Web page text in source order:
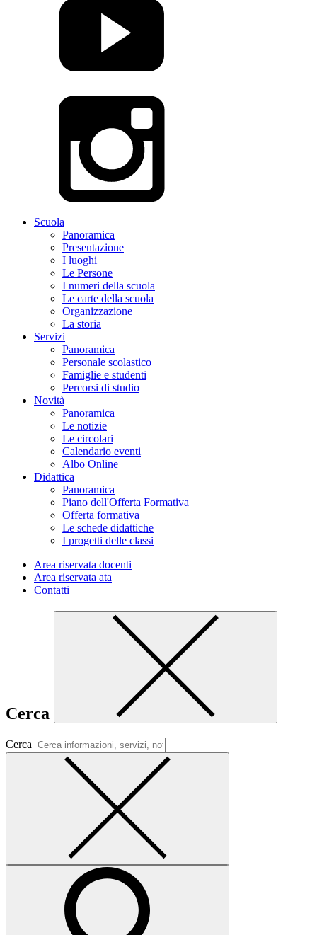
Scuola
Panoramica
Presentazione
I luoghi
Le Persone
I numeri della scuola
Le carte della scuola
Organizzazione
La storia
Servizi
Panoramica
Personale scolastico
Famiglie e studenti
Percorsi di studio
Novità
Panoramica
Le notizie
Le circolari
Calendario eventi
Albo Online
Didattica
Panoramica
Piano dell'Offerta Formativa
Offerta formativa
Le schede didattiche
I progetti delle classi
Area riservata docenti
Area riservata ata
Contatti
Cerca
Cerca